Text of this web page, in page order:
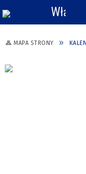
MAPA STRONY
Włącz